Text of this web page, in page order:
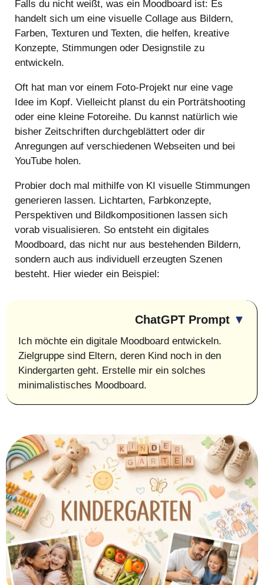
Falls du nicht weißt, was ein Moodboard ist: Es
handelt sich um eine visuelle Collage aus Bildern,
Farben, Texturen und Texten, die helfen, kreative
Konzepte, Stimmungen oder Designstile zu
entwickeln.
Oft hat man vor einem Foto-Projekt nur eine vage
Idee im Kopf. Vielleicht planst du ein Porträtshooting
oder eine kleine Fotoreihe. Du kannst natürlich wie
bisher Zeitschriften durchgeblättert oder dir
Anregungen auf verschiedenen Webseiten und bei
YouTube holen.
Probier doch mal mithilfe von KI visuelle Stimmungen
generieren lassen. Lichtarten, Farbkonzepte,
Perspektiven und Bildkompositionen lassen sich
vorab visualisieren. So entsteht ein digitales
Moodboard, das nicht nur aus bestehenden Bildern,
sondern auch aus individuell erzeugten Szenen
besteht. Hier wieder ein Beispiel:
ChatGPT Prompt▼
Ich möchte ein digitale Moodboard entwickeln.
Zielgruppe sind Eltern, deren Kind noch in den
Kindergarten geht. Erstelle mir ein solches
minimalistisches Moodboard.